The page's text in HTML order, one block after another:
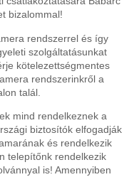
bizalommal!
rendszerrel és így
szolgáltatásunkat
kötelezettségmentes
rendszerinkről a
talál.
mind rendelkeznek a
biztosítók elfogadják
és rendelkezik
telepítőnk rendelkezik
is! Amennyiben